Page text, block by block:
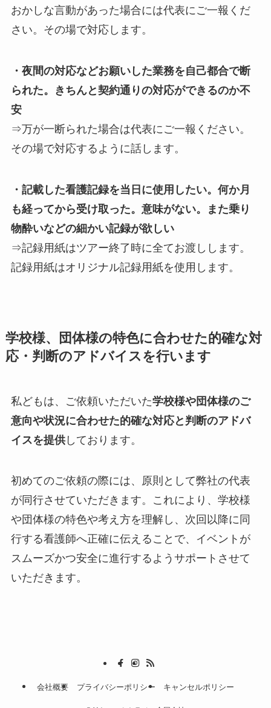
おかしな言動があった場合には代表にご一報くだ
さい。その場で対応します。
・夜間の対応などお願いした業務を自己都合で断
られた。きちんと契約通りの対応ができるのか不
安
⇒万が一断られた場合は代表にご一報ください。
その場で対応するように話します。
・記載した看護記録を当日に使用したい。何か月
も経ってから受け取った。意味がない。また乗り
物酔いなどの細かい記録が欲しい
⇒記録用紙はツアー終了時に全てお渡しします。
記録用紙はオリジナル記録用紙を使用します。
学校様、団体様の特色に合わせた的確な対
応・判断のアドバイスを行います
私どもは、ご依頼いただいた学校様や団体様のご
意向や状況に合わせた的確な対応と判断のアドバ
イスを提供しております。
初めてのご依頼の際には、原則として弊社の代表
が同行させていただきます。これにより、学校様
や団体様の特色や考え方を理解し、次回以降に同
行する看護師へ正確に伝えることで、イベントが
スムーズかつ安全に進行するようサポートさせて
いただきます。
会社概要 プライバシーポリシー キャンセルポリシー